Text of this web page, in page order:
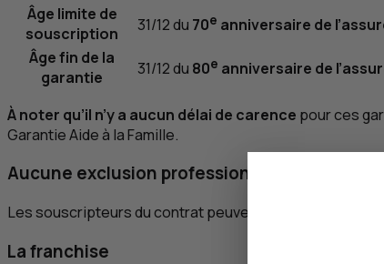
Âge limite de
souscription
31/12 du 70e anniversaire de
Âge fin de la
garantie
31/12 du 80e anniversaire de
À noter qu’il n’y a aucun délai de carence pour ces
Garantie Aide à la Famille.
Aucune exclusion professionnelle ou sportive
Les souscripteurs du contrat peuvent bénéficier de
La franchise